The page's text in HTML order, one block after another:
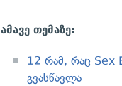
ამავე თემაზე:
12 რამ, რაც Sex
გვასწავლა